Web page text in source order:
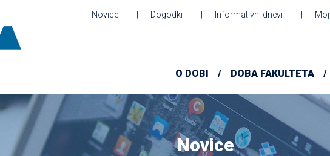
Novice Dogodki Informativni dnevi
O DOBI DOBA FAKULTETA
Novice